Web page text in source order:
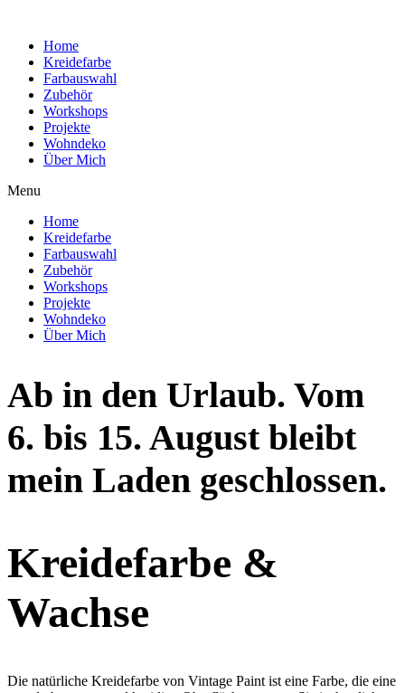
Home
Kreidefarbe
Farbauswahl
Zubehör
Workshops
Projekte
Wohndeko
Über Mich
Menu
Home
Kreidefarbe
Farbauswahl
Zubehör
Workshops
Projekte
Wohndeko
Über Mich
Ab in den Urlaub. Vom
6. bis 15. August bleibt
mein Laden geschlossen.
Kreidefarbe &
Wachse
Die natürliche Kreidefarbe von Vintage Paint ist eine Farbe, die eine